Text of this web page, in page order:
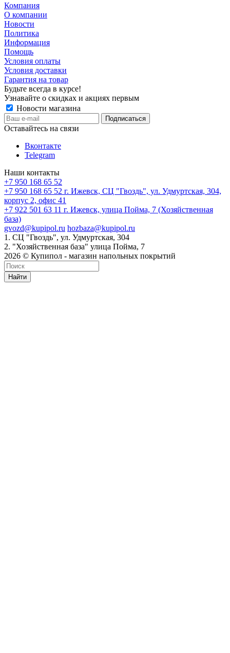
Компания
О компании
Новости
Политика
Информация
Помощь
Условия оплаты
Условия доставки
Гарантия на товар
Будьте всегда в курсе!
Узнавайте о скидках и акциях первым
Новости магазина
Оставайтесь на связи
Вконтакте
Telegram
Наши контакты
+7 950 168 65 52
+7 950 168 65 52 г. Ижевск, СЦ "Гвоздь", ул. Удмуртская, 304,
корпус 2, офис 41
+7 922 501 63 11 г. Ижевск, улица Пойма, 7 (Хозяйственная
база)
gvozd@kupipol.ru hozbaza@kupipol.ru
1. СЦ "Гвоздь", ул. Удмуртская, 304
2. "Хозяйственная база" улица Пойма, 7
2026 © Купипол - магазин напольных покрытий
Найти